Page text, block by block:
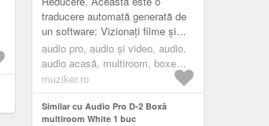
traducere automată generată de
un software: Vizionați filme și
ascultați muzică cu o calitate
audio excepțională atunci când
aveți d...
audio pro, audio și video, audio,
audio acasă, multiroom, boxe
multiroom, white
muziker.ro
Similar cu Audio Pro D-2 Boxă
multiroom White 1 buc